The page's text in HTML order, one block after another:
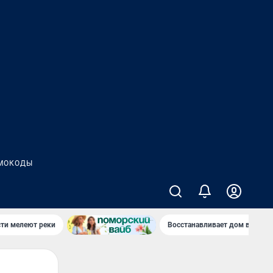
мелеют реки Восстанавливает дом в